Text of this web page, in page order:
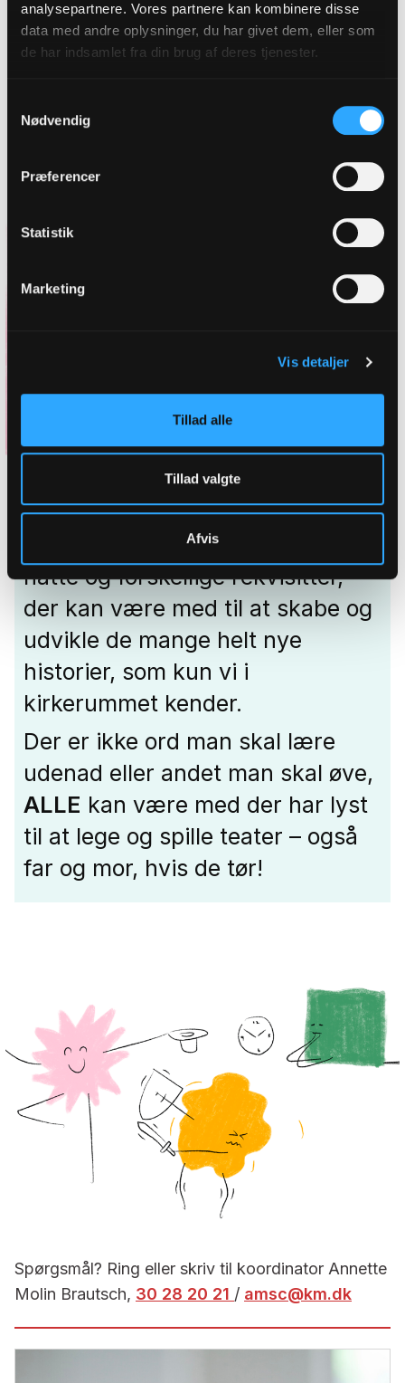
analysepartnere. Vores partnere kan kombinere disse
data med andre oplysninger, du har givet dem, eller som
de har indsamlet fra din brug af deres tjenester.
Nødvendig
Præferencer
Statistik
Marketing
Vis detaljer
Tillad alle
Tillad valgte
Afvis
københavnske kirker med samme
tema, så man vælger blot den
op.
Vi vil undervejs bruge kostumer,
hatte og forskellige rekvisitter,
der kan være med til at skabe og
udvikle de mange helt nye
historier, som kun vi i
kirkerummet kender.
Der er ikke ord man skal lære
udenad eller andet man skal øve,
ALLE kan være med der har lyst
til at lege og spille teater – også
far og mor, hvis de tør!
Spørgsmål? Ring eller skriv til koordinator Annette
Molin Brautsch, 30 28 20 21 / amsc@km.dk